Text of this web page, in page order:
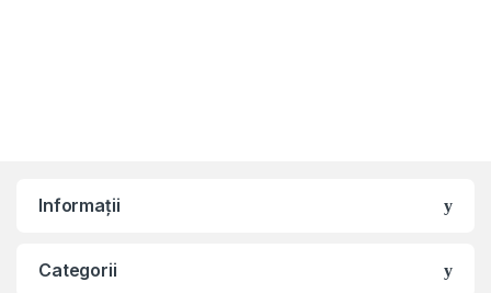
Informații
Categorii